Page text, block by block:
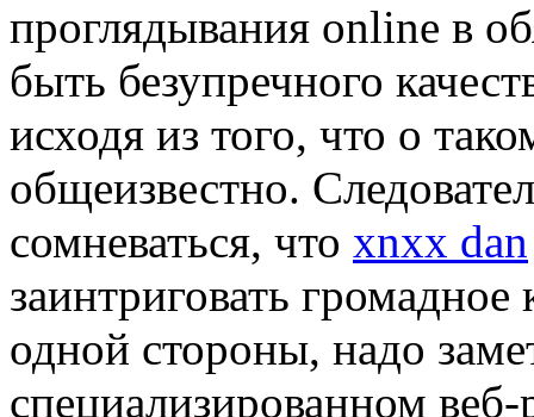
проглядывания online в
быть безупречного
исходя из того, что о
общеизвестно.
сомневаться, что xnxx dan
заинтриговать
одной стороны, надо
специализированном